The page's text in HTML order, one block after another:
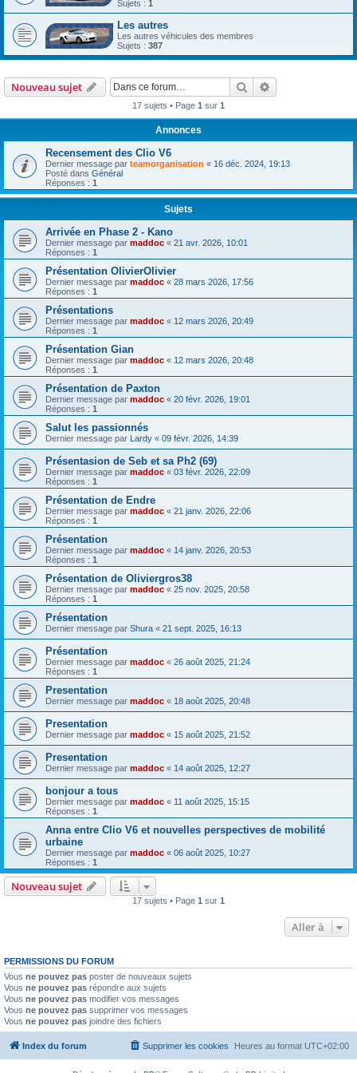
Sujets : 1
Les autres
Les autres véhicules des membres
Sujets : 387
Nouveau sujet Rechercher
17 sujets • Page 1 sur 1
Annonces
Recensement des Clio V6
Dernier message par teamorganisation « 16 déc. 2024, 19:13
Posté dans Général
Réponses : 1
Sujets
Arrivée en Phase 2 - Kano
Dernier message par maddoc « 21 avr. 2026, 10:01
Réponses : 1
Présentation OlivierOlivier
Dernier message par maddoc « 28 mars 2026, 17:56
Réponses : 1
Présentations
Dernier message par maddoc « 12 mars 2026, 20:49
Réponses : 1
Présentation Gian
Dernier message par maddoc « 12 mars 2026, 20:48
Réponses : 1
Présentation de Paxton
Dernier message par maddoc « 20 févr. 2026, 19:01
Réponses : 1
Salut les passionnés
Dernier message par Lardy « 09 févr. 2026, 14:39
Présentasion de Seb et sa Ph2 (69)
Dernier message par maddoc « 03 févr. 2026, 22:09
Réponses : 1
Présentation de Endre
Dernier message par maddoc « 21 janv. 2026, 22:06
Réponses : 1
Présentation
Dernier message par maddoc « 14 janv. 2026, 20:53
Réponses : 1
Présentation de Oliviergros38
Dernier message par maddoc « 25 nov. 2025, 20:58
Réponses : 1
Présentation
Dernier message par Shura « 21 sept. 2025, 16:13
Présentation
Dernier message par maddoc « 26 août 2025, 21:24
Réponses : 1
Presentation
Dernier message par maddoc « 18 août 2025, 20:48
Presentation
Dernier message par maddoc « 15 août 2025, 21:52
Presentation
Dernier message par maddoc « 14 août 2025, 12:27
bonjour a tous
Dernier message par maddoc « 11 août 2025, 15:15
Réponses : 1
Anna entre Clio V6 et nouvelles perspectives de mobilité
urbaine
Dernier message par maddoc « 06 août 2025, 10:27
Réponses : 1
Nouveau sujet
17 sujets • Page 1 sur 1
Aller à
PERMISSIONS DU FORUM
Vous ne pouvez pas poster de nouveaux sujets
Vous ne pouvez pas répondre aux sujets
Vous ne pouvez pas modifier vos messages
Vous ne pouvez pas supprimer vos messages
Vous ne pouvez pas joindre des fichiers
Index du forum Heures au format UTC+02:00
Supprimer les cookies